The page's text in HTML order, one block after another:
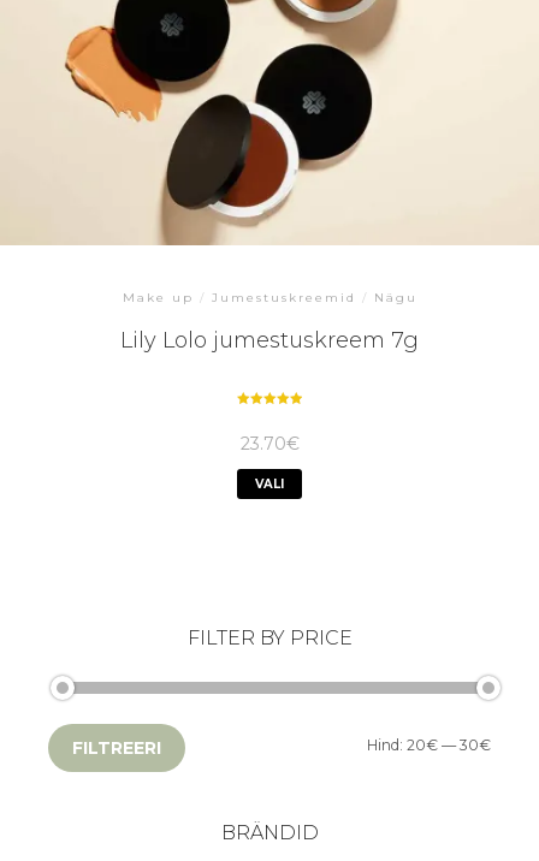
Make up / Jumestuskreemid / Nägu
Lily Lolo jumestuskreem 7g
/ 5
23.70€
VALI
FILTER BY PRICE
FILTREERI Hind: 20€ —30€
BRÄNDID